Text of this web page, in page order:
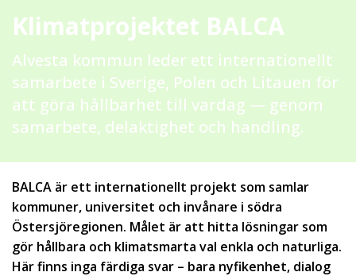
Klimatprojektet BALCA
Alvesta kommun leder ett internationellt
samarbete i Sverige, Polen och Litauen för
att göra hållbarhet till vardag — genom
samarbete, delaktighet och handling.
BALCA är ett internationellt projekt som samlar
kommuner, universitet och invånare i södra
Östersjöregionen. Målet är att hitta lösningar som
gör hållbara och klimatsmarta val enkla och naturliga.
Här finns inga färdiga svar – bara nyfikenhet, dialog